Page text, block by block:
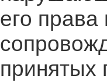
его
принятых